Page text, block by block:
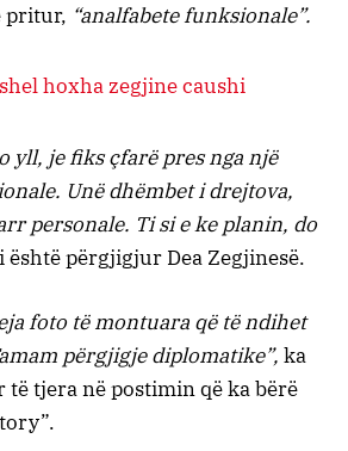
pritur, “analfabete funksionale”.
yll, je fiks çfarë pres nga një
Unë dhëmbet i drejtova,
personale. Ti si e ke planin, do
është përgjigjur Dea Zegjinesë.
foto të montuara që të ndihet
përgjigje diplomatike”, ka
të tjera në postimin që ka bërë